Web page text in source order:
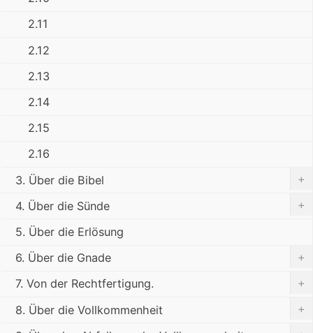
2.11
2.12
2.13
2.14
2.15
2.16
3. Über die Bibel
+
4. Über die Sünde
+
5. Über die Erlösung
6. Über die Gnade
+
7. Von der Rechtfertigung.
+
8. Über die Vollkommenheit
+